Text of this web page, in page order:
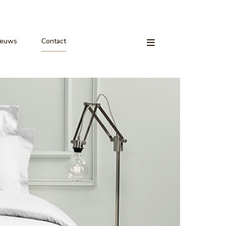
Contact